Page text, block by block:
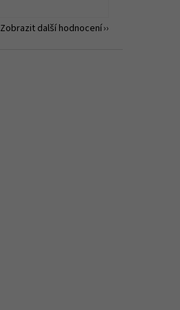
Zobrazit další hodnocení